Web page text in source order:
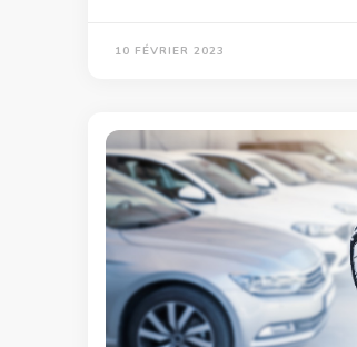
10 FÉVRIER 2023